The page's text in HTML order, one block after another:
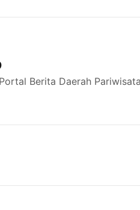
Berita Daerah